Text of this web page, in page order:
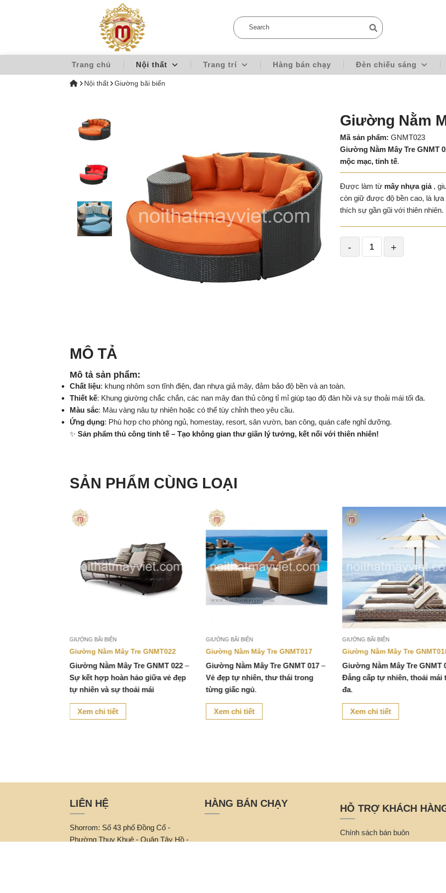
Trang chủ Nội thất Trang trí Hàng bán chạy Đèn chiếu sáng
Nội thất Giường bãi biển
Giường Nằm
Mã sản phẩm: GNMT023
Giường Nằm Mây Tre GNMT
mộc mạc, tinh tế.
Được làm từ mây nhựa giả ,
còn giữ được độ bền cao, là lựa
thích sự gần gũi với thiên nhiên.
- +
MÔ TẢ
Mô tả sản phẩm:
Chất liệu: khung nhôm sơn tĩnh điện, đan nhựa giả mây, đảm bảo độ bền và an toàn.
Thiết kế: Khung giường chắc chắn, các nan mây đan thủ công tỉ mỉ giúp tạo độ đàn hồi và sự thoải mái tối đa.
Màu sắc: Màu vàng nâu tự nhiên hoặc có thể tùy chỉnh theo yêu cầu.
Ứng dụng: Phù hợp cho phòng ngủ, homestay, resort, sân vườn, ban công, quán cafe nghỉ dưỡng.
✨ Sản phẩm thủ công tinh tế – Tạo không gian thư giãn lý tưởng, kết nối với thiên nhiên!
SẢN PHẨM CÙNG LOẠI
GIƯỜNG BÃI BIỂN
Giường Nằm Mây Tre GNMT022
Giường Nằm Mây Tre GNMT 022–
Sự kết hợp hoàn hảo giữa vẻ đẹp
tự nhiên và sự thoải mái
Xem chi tiết
GIƯỜNG BÃI BIỂN
Giường Nằm Mây Tre GNMT017
Giường Nằm Mây Tre GNMT 017–
Vẻ đẹp tự nhiên, thư thái trong
từng giấc ngủ.
Xem chi tiết
GIƯỜNG BÃI BIỂN
Giường Nằm Mây Tre
Giường Nằm Mây Tre GNMT
Đẳng cấp tự nhiên, thoải mái
đa.
Xem chi tiết
LIÊN HỆ
Shorrom: Số 43 phố Đồng Cổ -
Phường Thuỵ Khuê - Quận Tây Hồ -
HÀNG BÁN CHẠY HỖ TRỢ KHÁCH
Chính sách bán buôn